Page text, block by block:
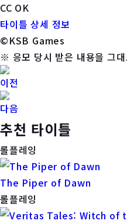
CC OK
타이틀 상세 정보
©KSB Games
※ 응모 당시 받은 내용을 그
이전
다음
추천 타이틀
롤플레잉
The Piper of Dawn
롤플레잉